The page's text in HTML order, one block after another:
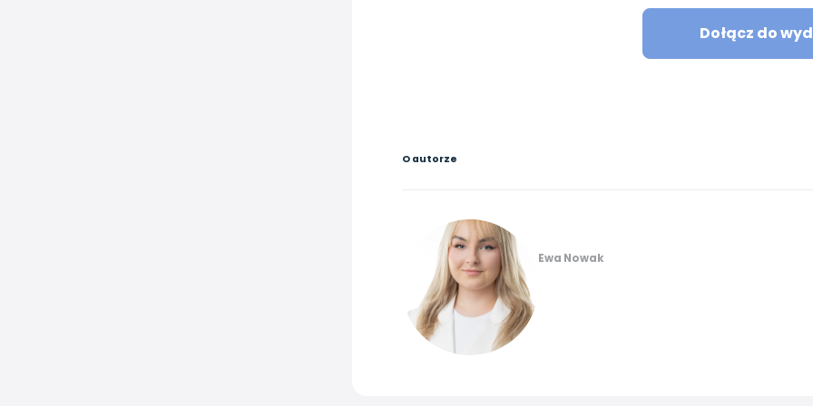
Dołącz do
O autorze
Ewa Nowak